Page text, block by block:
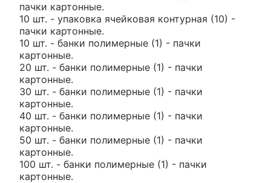
пачки картонные.
10 шт. - упаковка ячейковая контурная (10) -
пачки картонные.
10 шт. - банки полимерные (1) - пачки
картонные.
20 шт. - банки полимерные (1) - пачки
картонные.
30 шт. - банки полимерные (1) - пачки
картонные.
40 шт. - банки полимерные (1) - пачки
картонные.
50 шт. - банки полимерные (1) - пачки
картонные.
100 шт. - банки полимерные (1) - пачки
картонные.